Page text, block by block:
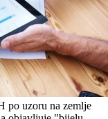
po uzoru na zemlje